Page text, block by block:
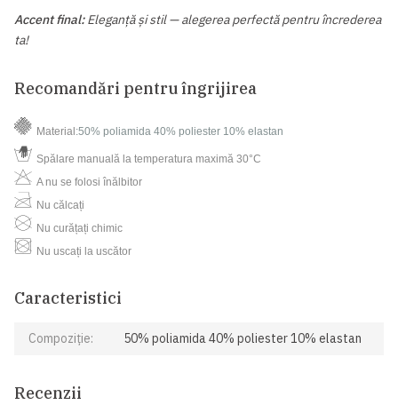
Accent final:Eleganță și stil — alegerea perfectă pentru încrederea
ta!
Recomandări pentru îngrijirea
Material :50% poliamida 40% poliester 10% elastan
Spălare manuală la temperatura maximă 30°C
A nu se folosi înălbitor
Nu călcați
Nu curățați chimic
Nu uscați la uscător
Caracteristici
Compoziție: 50% poliamida 40% poliester 10% elastan
Recenzii